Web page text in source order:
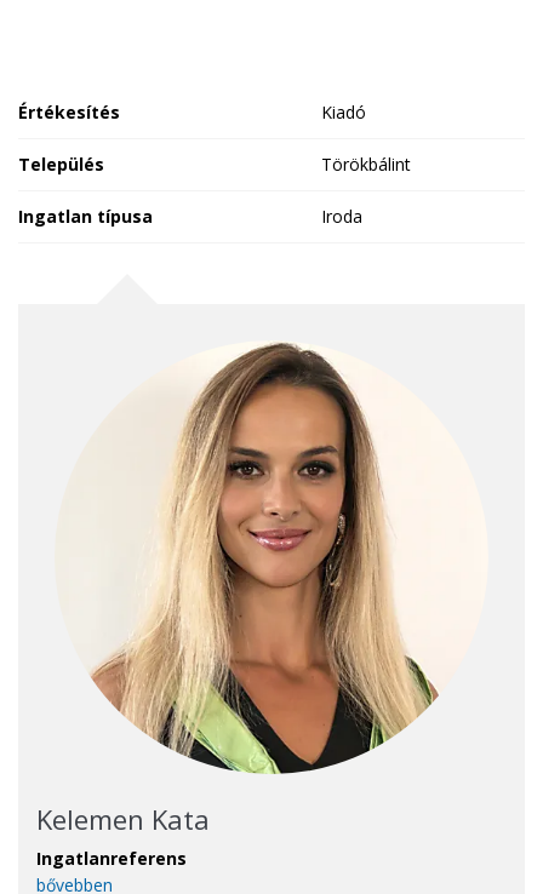
Értékesítés Kiadó
Település Törökbálint
Ingatlan típusa Iroda
Kelemen Kata
Ingatlanreferens
bővebben